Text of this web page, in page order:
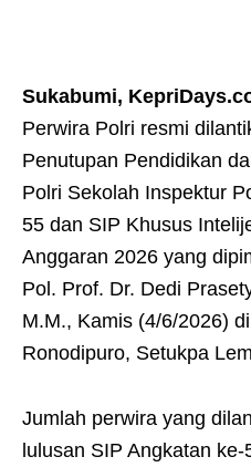
Sukabumi,
Perwira Polri resmi
Penutupan Pendidikan
Polri Sekolah Inspektur
55 dan SIP Khusus
Anggaran 2026 yang
Pol. Prof. Dr. Dedi
M.M., Kamis (4/6/2026)
Ronodipuro, Setukpa
Jumlah perwira yang
lulusan SIP Angkatan